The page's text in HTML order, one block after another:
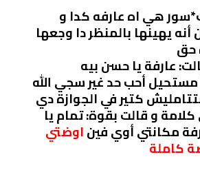
هي اه عارفه كدا و
يهينها بالمنظر دا وجعها
حق
عارفة يا حسن بيه
أحب حد غير سجي الله
كتير في الجوازة دي
و قالت بقوة: تمام يا
مكانتي أوي فيناوضتي
كاملة